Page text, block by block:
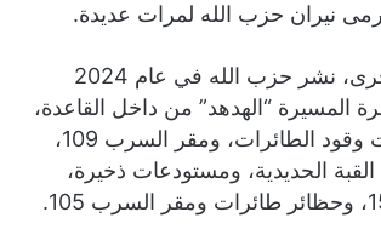
نيران حزب الله لمرات عديدة.
ومن بين أمور أخرى، نشر حزب الله في عام 2024
المسيرة “الهدهد” من داخل القاعدة،
تظهر فيها خزانات وقود الطائرات، ومقر السرب 109،
الحديدية، ومستودعات ذخيرة،